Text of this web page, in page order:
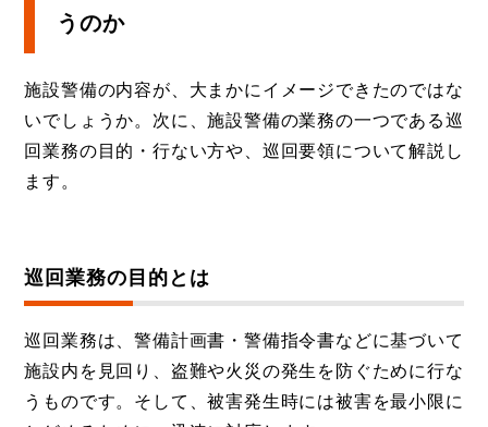
うのか
施設警備の内容が、大まかにイメージできたのではな
いでしょうか。次に、施設警備の業務の一つである巡
回業務の目的・行ない方や、巡回要領について解説し
ます。
巡回業務の目的とは
巡回業務は、警備計画書・警備指令書などに基づいて
施設内を見回り、盗難や火災の発生を防ぐために行な
うものです。そして、被害発生時には被害を最小限に